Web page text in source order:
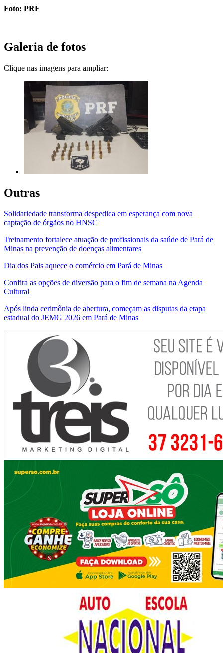
Foto: PRF
Galeria de fotos
Clique nas imagens para ampliar:
Outras
Solidariedade transforma despedida em esperança com nova
captação de órgãos no HNSC
Treinamento fortalece atuação de profissionais da saúde de Pará de
Minas na prevenção de doenças alimentares
Dia dos Pais aquece o comércio em Pará de Minas
Confira as opções de diversão para o fim de semana na Agenda
Cultural
Após linda cerimônia de abertura, começam as disputas da etapa
estadual do JEMG 2026 em Pará de Minas